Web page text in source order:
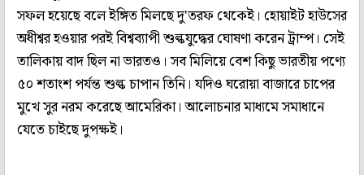
সফল হয়েছে বলে ইঙ্গিত মিলছে দু'তরফ থেকেই। হোয়াইট হাউসের
অধীশ্বর হওয়ার পরই বিশ্বব্যাপী শুল্কযুদ্ধের ঘোষণা করেন ট্রাম্প। সেই
তালিকায় বাদ ছিল না ভারতও। সব মিলিয়ে বেশ কিছু ভারতীয় পণ্যে
৫০ শতাংশ পর্যন্ত শুল্ক চাপান তিনি। যদিও ঘরোয়া বাজারে চাপের
মুখে সুর নরম করেছে আমেরিকা। আলোচনার মাধ্যমে সমাধানে
যেতে চাইছে দুপক্ষই।